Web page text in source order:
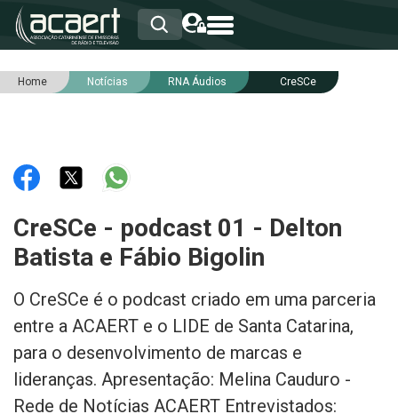
HOME
RNA
NOTÍCIAS
INTEGRIDADE
Home Notícias RNA Áudios CreSCe
CreSCe - podcast 01 - Delton
Batista e Fábio Bigolin
O CreSCe é o podcast criado em uma parceria
entre a ACAERT e o LIDE de Santa Catarina,
para o desenvolvimento de marcas e
lideranças. Apresentação: Melina Cauduro -
Rede de Notícias ACAERT Entrevistados: